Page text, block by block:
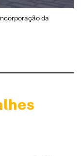
da